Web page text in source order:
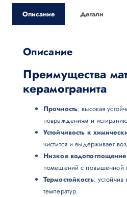
Описание Детали
Описание
Преимущества
керамогранита
Прочность: высокая
повреждениям и
Устойчивость к
чистится и выдерживает
Низкое водопоглощение
помещений с повышенной
Термостойкость:
температур.